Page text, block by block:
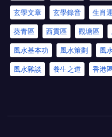
玄學文章 玄學錄音 生肖
葵青區 西貢區 觀塘區
風水基本功 風水策劃 風
風水雜談 養生之道 香港